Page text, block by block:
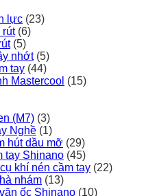
lực (23)
rút (6)
(5)
nhớt (5)
tay (44)
Mastercool (15)
(M7) (3)
Nghề (1)
hút dầu mỡ (29)
tay Shinano (45)
khí nén cầm tay (22)
nhám (13)
ốc Shinano (10)